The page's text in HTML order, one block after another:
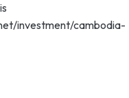
investment/cambodia-